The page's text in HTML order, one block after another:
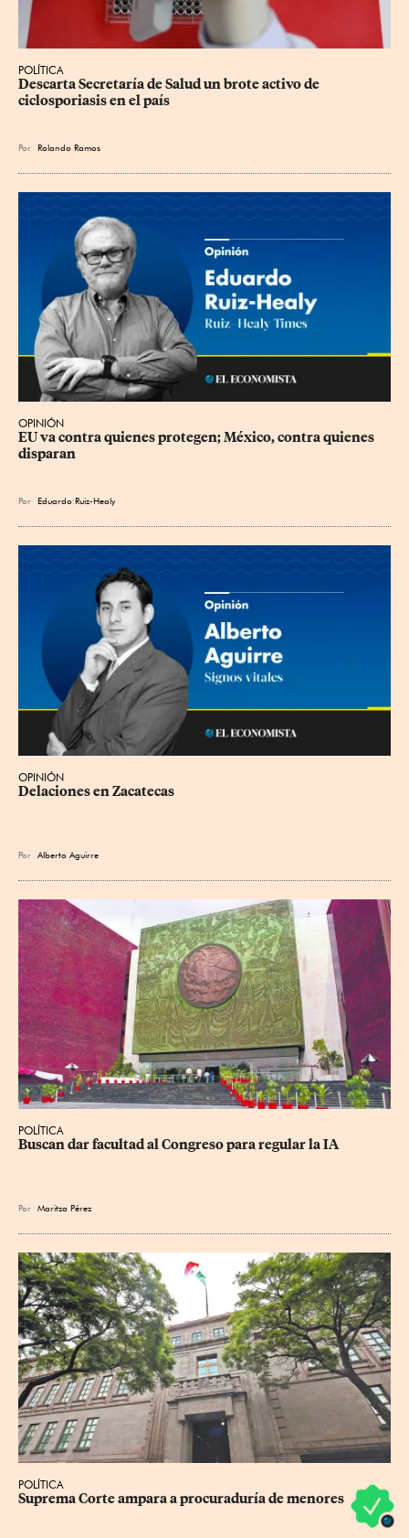
POLÍTICA
Descarta Secretaría de Salud un brote activo de
ciclosporiasis en el país
Por Rolando Ramos
OPINIÓN
EU va contra quienes protegen; México, contra quienes
disparan
Por Eduardo Ruiz-Healy
OPINIÓN
Delaciones en Zacatecas
Por Alberto Aguirre
POLÍTICA
Buscan dar facultad al Congreso para regular la IA
Por Maritza Pérez
POLÍTICA
Suprema Corte ampara a procuraduría de menores